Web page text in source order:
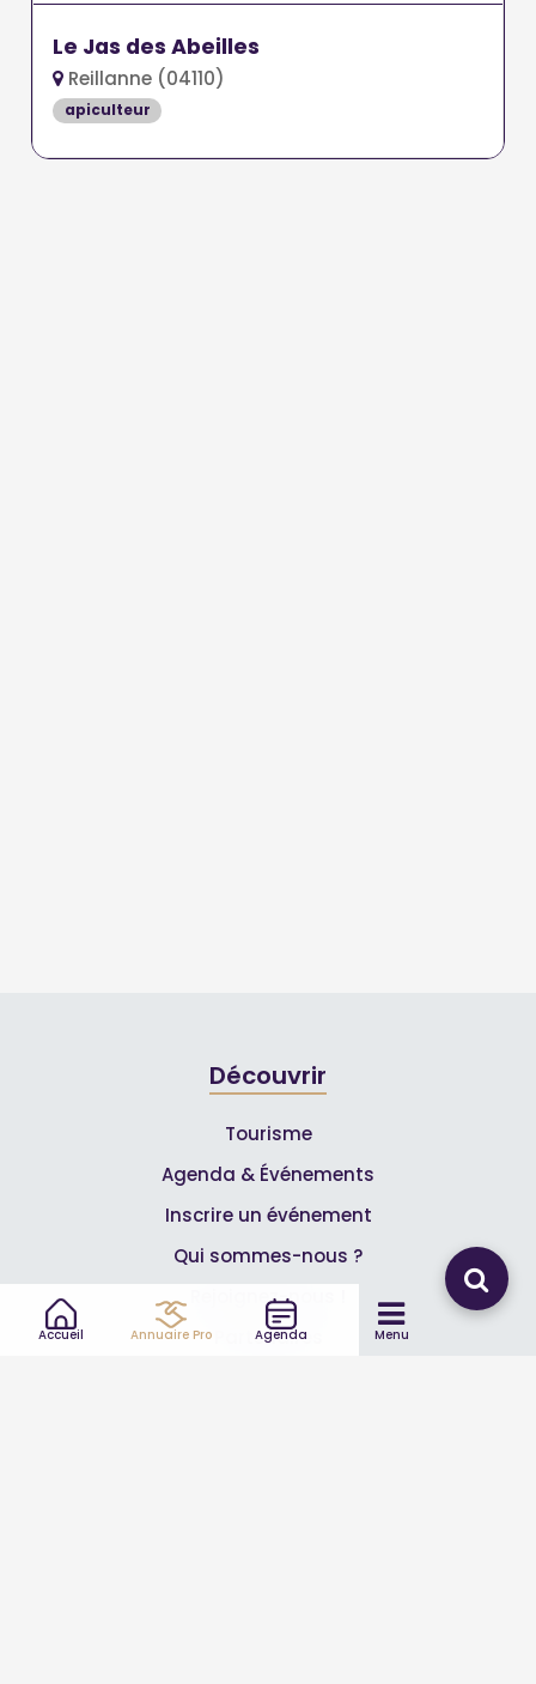
Accueil Annuaire Pro Agenda Menu
Le Jas des Abeilles
Reillanne (04110)
apiculteur
Découvrir
Tourisme
Agenda & Événements
Inscrire un événement
Qui sommes-nous ?
Rejoignez-nous !
Partenaires